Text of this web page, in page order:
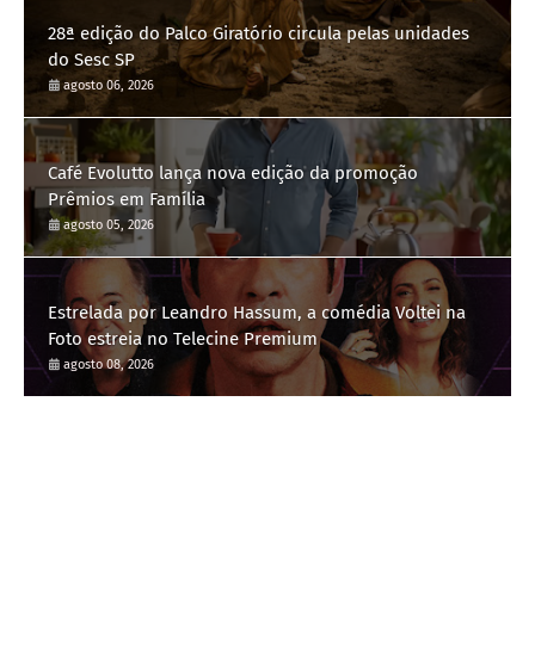
28ª edição do Palco Giratório circula pelas unidades
do Sesc SP
agosto 06, 2026
Café Evolutto lança nova edição da promoção
Prêmios em Família
agosto 05, 2026
Estrelada por Leandro Hassum, a comédia Voltei na
Foto estreia no Telecine Premium
agosto 08, 2026